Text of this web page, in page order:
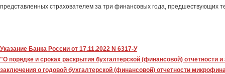
представленных страхователем за три финансовых года, предшествующих
Указание Банка России от 17.11.2022 N 6317-У
"О порядке и сроках раскрытия бухгалтерской (финансовой) отчетности и
заключения о годовой бухгалтерской (финансовой) отчетности